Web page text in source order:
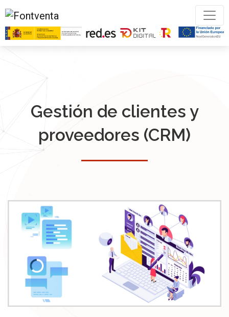
Gestión de clientes y
proveedores (CRM)